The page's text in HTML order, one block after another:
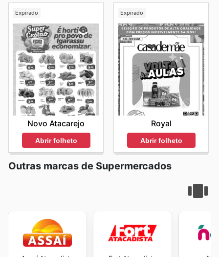
e a acessibilidade se reflete na facilidade com que os
consumidores podem planejar suas compras, identificar
os melhores momentos para adquirir determinados
produtos e garantir que o orçamento familiar seja
otimizado. A cada semana, um novo ciclo de
oportunidades se inicia, incentivando a exploração e a
descoberta de novas promoções. Visite Ourinhos
Hipermercado's website today to explore the best deals
and start saving now.
Expirado
Novo Atacarejo
Abrir folheto
Expirado
Royal
Abrir folheto
Outras marcas de Supermercados